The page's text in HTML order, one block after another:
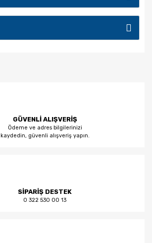
GÜVENLİ ALIŞVERİŞ
Ödeme ve adres bilgilerinizi
kaydedin, güvenli alışveriş yapın.
SİPARİŞ DESTEK
0 322 530 00 13